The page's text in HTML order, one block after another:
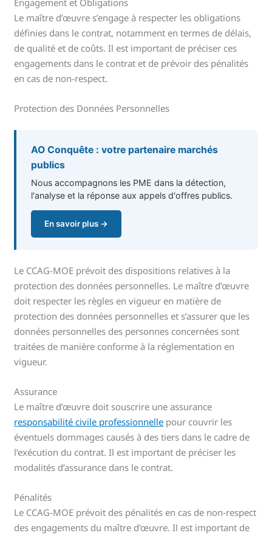
Engagement et Obligations
Le maître d’œuvre s’engage à respecter les obligations
définies dans le contrat, notamment en termes de délais,
de qualité et de coûts. Il est important de préciser ces
engagements dans le contrat et de prévoir des pénalités
en cas de non-respect.
Protection des Données Personnelles
AO Conquête : votre partenaire marchés
publics
Nous accompagnons les PME dans la détection,
l'analyse et la réponse aux appels d'offres publics.
En savoir plus →
Le CCAG-MOE prévoit des dispositions relatives à la
protection des données personnelles. Le maître d’œuvre
doit respecter les règles en vigueur en matière de
protection des données personnelles et s’assurer que les
données personnelles des personnes concernées sont
traitées de manière conforme à la réglementation en
vigueur.
Assurance
Le maître d’œuvre doit souscrire une assurance
responsabilité civile professionnelle pour couvrir les
éventuels dommages causés à des tiers dans le cadre de
l’exécution du contrat. Il est important de préciser les
modalités d’assurance dans le contrat.
Pénalités
Le CCAG-MOE prévoit des pénalités en cas de non-respect
des engagements du maître d’œuvre. Il est important de